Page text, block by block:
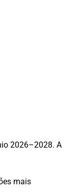
2026–2028. A
mais